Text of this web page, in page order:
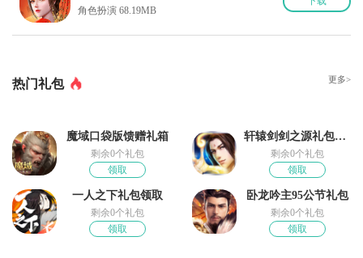
角色扮演 68.19MB
热门礼包 更多>
魔域口袋版馈赠礼箱
剩余0个礼包
领取
轩辕剑剑之源礼包领取
剩余0个礼包
领取
一人之下礼包领取
剩余0个礼包
领取
卧龙吟主95公节礼包
剩余0个礼包
领取